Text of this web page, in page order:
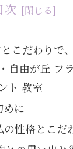
次
こだわりで
自由が丘 フ
ト 教室
めに
の性格とこだ